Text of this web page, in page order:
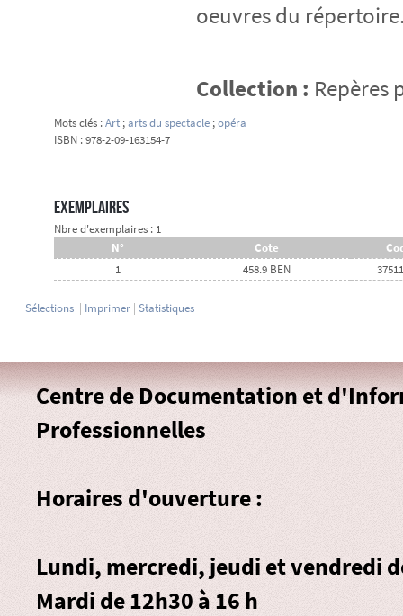
oeuvres du
Collection : Repères
Mots clés :Art ;arts du spectacle ;opéra
ISBN : 978-2-09-163154-7
Exemplaires
Nbre d'exemplaires : 1
N°
Cote
1
458.9 BEN
Sélections | Imprimer | Statistiques
Centre de Documentation et
Professionnelles
Horaires d'ouverture :
Lundi, mercredi, jeudi et vendredi
Mardi de 12h30 à 16 h